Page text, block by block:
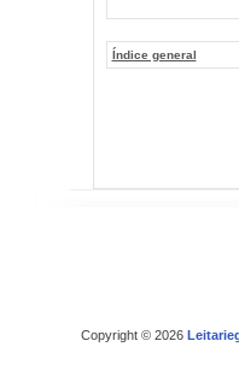
Índice general
Copyright © 2026